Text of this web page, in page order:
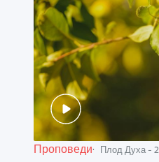
Проповеди Плод Духа - 2